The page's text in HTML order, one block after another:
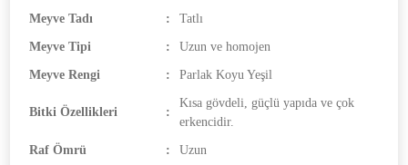
Meyve Tadı : Tatlı
Meyve Tipi : Uzun ve homojen
Meyve Rengi : Parlak Koyu Yeşil
Bitki Özellikleri :
Kısa gövdeli, güçlü yapıda ve çok
erkencidir.
Raf Ömrü : Uzun